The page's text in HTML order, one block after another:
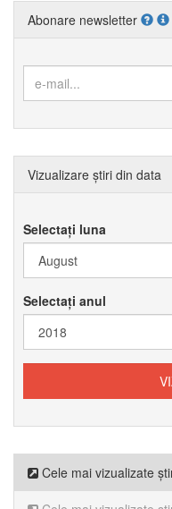
Abonare newsletter
Vizualizare știri din data
Selectați luna
Selectați anul
Cele mai vizualizate